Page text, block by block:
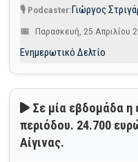
Γιώργος
Παρασκευή, 25 Απριλίου
Ενημερωτικό Δελτίο
Σε μία εβδομάδα η
περιόδου. 24.700
Αίγινας.